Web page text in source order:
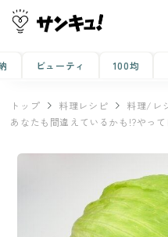
ビューティ 100均
トップ 料理レシピ
料理/レ
あなたも間違えているかも!?やっ